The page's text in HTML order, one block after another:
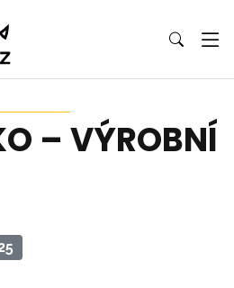
– VÝROBNÍ